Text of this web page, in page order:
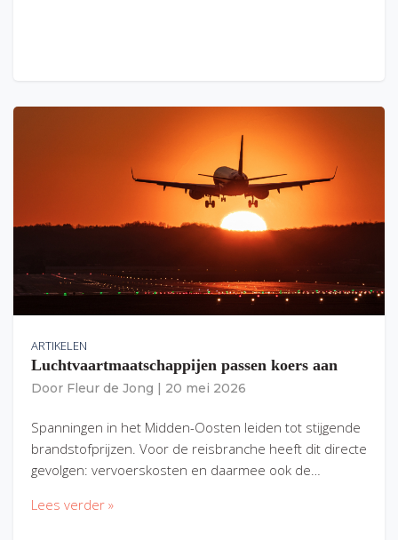
ARTIKELEN
Luchtvaartmaatschappijen passen koers aan
Door Fleur de Jong 20 mei 2026
Spanningen in het Midden-Oosten leiden tot stijgende
brandstofprijzen. Voor de reisbranche heeft dit directe
gevolgen: vervoerskosten en daarmee ook de…
Lees verder »